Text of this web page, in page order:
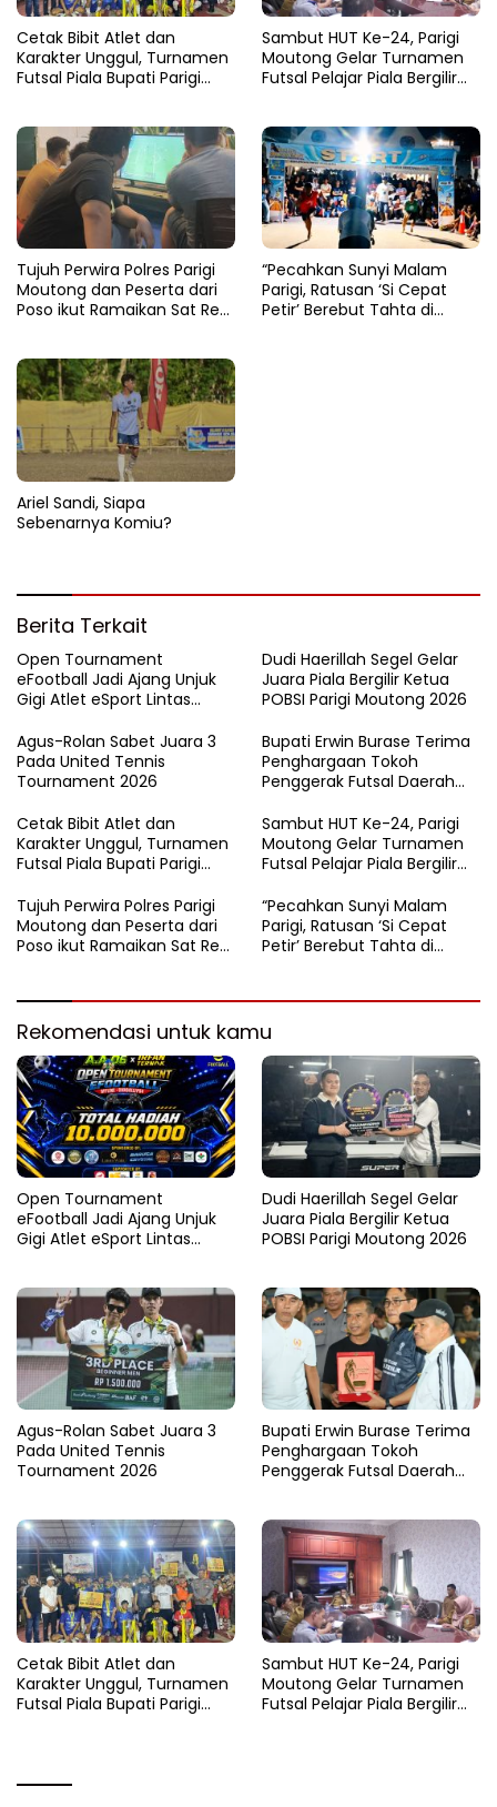
Cetak Bibit Atlet dan
Karakter Unggul, Turnamen
Futsal Piala Bupati Parigi
Sambut HUT Ke-24, Parigi
Moutong Gelar Turnamen
Futsal Pelajar Piala Bergilir
Tujuh Perwira Polres Parigi
Moutong dan Peserta dari
Poso ikut Ramaikan Sat Res
“Pecahkan Sunyi Malam
Parigi, Ratusan ‘Si Cepat
Petir’ Berebut Tahta di
Ariel Sandi, Siapa
Sebenarnya Komiu?
Berita Terkait
Open Tournament
eFootball Jadi Ajang Unjuk
Gigi Atlet eSport Lintas
Dudi Haerillah Segel Gelar
Juara Piala Bergilir Ketua
POBSI Parigi Moutong 2026
Agus-Rolan Sabet Juara 3
Pada United Tennis
Tournament 2026
Bupati Erwin Burase Terima
Penghargaan Tokoh
Penggerak Futsal Daerah
Pelajar
Cetak Bibit Atlet dan
Karakter Unggul, Turnamen
Futsal Piala Bupati Parigi
Ditutup
Sambut HUT Ke-24, Parigi
Moutong Gelar Turnamen
Futsal Pelajar Piala Bergilir
Juta
Tujuh Perwira Polres Parigi
Moutong dan Peserta dari
Poso ikut Ramaikan Sat Res
“Pecahkan Sunyi Malam
Parigi, Ratusan ‘Si Cepat
Petir’ Berebut Tahta di
Rekomendasi untuk kamu
Open Tournament
eFootball Jadi Ajang Unjuk
Gigi Atlet eSport Lintas
Dudi Haerillah Segel Gelar
Juara Piala Bergilir Ketua
POBSI Parigi Moutong 2026
Agus-Rolan Sabet Juara 3
Pada United Tennis
Tournament 2026
Bupati Erwin Burase Terima
Penghargaan Tokoh
Penggerak Futsal Daerah
Cetak Bibit Atlet dan
Karakter Unggul, Turnamen
Futsal Piala Bupati Parigi
Sambut HUT Ke-24, Parigi
Moutong Gelar Turnamen
Futsal Pelajar Piala Bergilir